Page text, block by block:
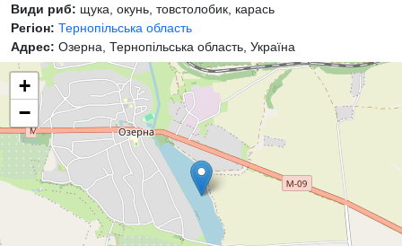
Види риб: щука, окунь, товстолобик, карась
Регіон: Тернопільська область
Адрес: Озерна, Тернопільська область, Україна
+
−